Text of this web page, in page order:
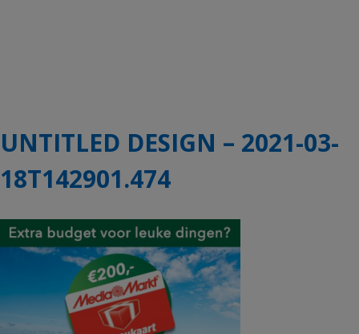
UNTITLED DESIGN – 2021-03-
18T142901.474